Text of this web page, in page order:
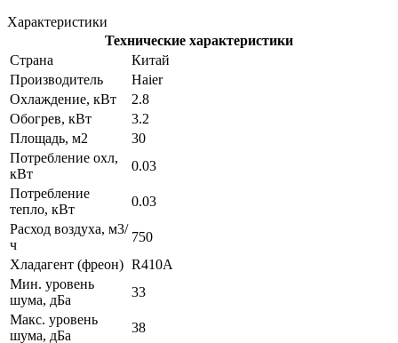
Характеристики
Технические характеристики
Страна
Китай
Производитель
Haier
Охлаждение, кВт
2.8
Обогрев, кВт
3.2
Площадь, м2
30
Потребление охл,
кВт
0.03
Потребление
тепло, кВт
0.03
Расход воздуха, м3/
ч
750
Хладагент (фреон) R410A
Мин. уровень
шума, дБа
33
Макс. уровень
шума, дБа
38